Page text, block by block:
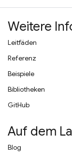
Weitere
Leitfäden
Referenz
Beispiele
Bibliotheken
GitHub
Auf dem
Blog